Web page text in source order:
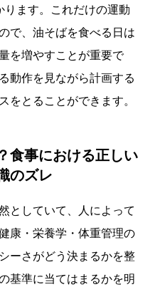
ります。これだけの運動
で、油そばを食べる日は
を増やすことが重要で
動作を見ながら計画する
をとることができます。
食事における正しい
のズレ
としていて、人によって
康・栄養学・体重管理の
ーさがどう決まるかを整
基準に当てはまるかを明